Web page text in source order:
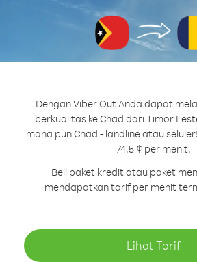
Dengan Viber Out Anda dapat
berkualitas ke Chad dari Timor
mana pun Chad - landline atau
74.5 ¢ per menit.
Beli paket kredit atau paket
mendapatkan tarif per menit
Lihat Tarif